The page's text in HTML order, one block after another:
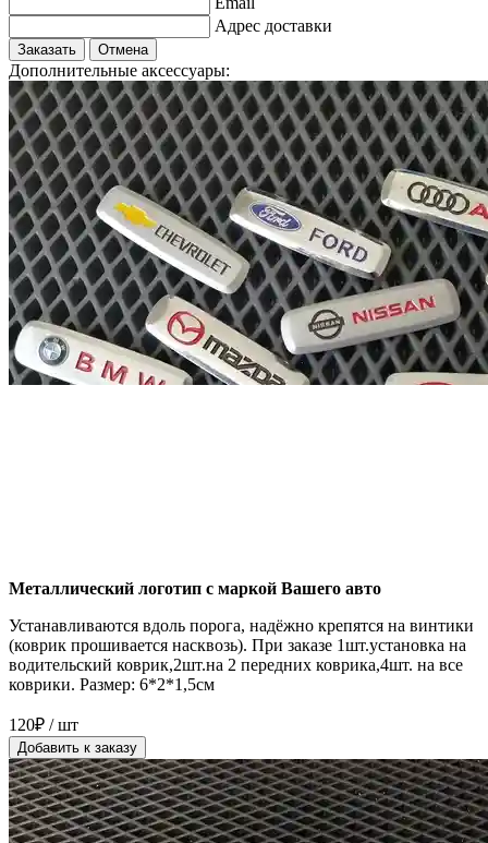
Адрес доставки
Заказать Отмена
Дополнительные аксессуары:
Металлический логотип с маркой Вашего авто
Устанавливаются вдоль порога, надёжно крепятся на винтики
(коврик прошивается насквозь). При заказе 1шт.установка на
водительский коврик,2шт.на 2 передних коврика,4шт. на все
коврики. Размер: 6*2*1,5см
120₽ / шт
Добавить к заказу